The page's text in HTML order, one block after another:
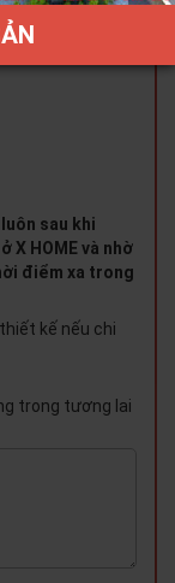
sau khi
X HOME và nhờ
điểm xa trong
kế nếu chi
trong tương lai